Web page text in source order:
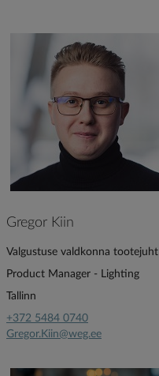
Gregor Kiin
Valgustuse valdkonna tootejuht
Product Manager - Lighting
Tallinn
+372 5484 0740
Gregor.Kiin@weg.ee